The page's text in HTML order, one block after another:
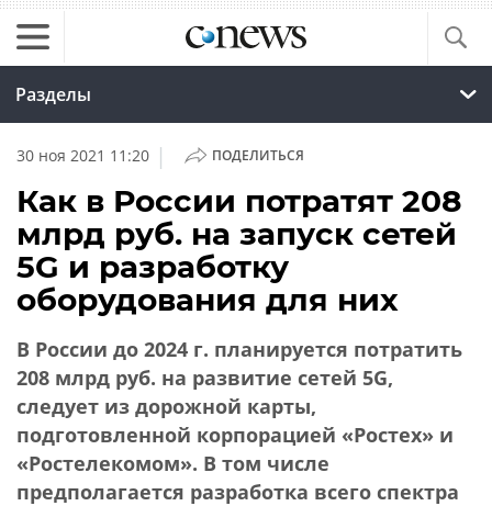
Разделы
30 ноя 2021 11:20 | ПОДЕЛИТЬСЯ
Как в России потратят 208
млрд руб. на запуск сетей
5G и разработку
оборудования для них
В России до 2024 г. планируется потратить
208 млрд руб. на развитие сетей 5G,
следует из дорожной карты,
подготовленной корпорацией «Ростех» и
«Ростелекомом». В том числе
предполагается разработка всего спектра